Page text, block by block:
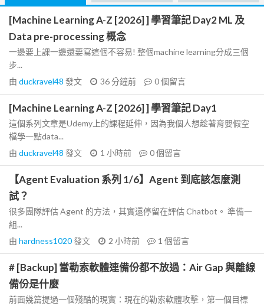
[Machine Learning A-Z [2026] ] 學習筆記 Day2 ML 及
Data pre-processing 概念
一邊要上課一邊還要寫這個不容易! 整個machine learning分成三個
步...
由 duckravel48 發文 36 分鐘前 0個留言
[Machine Learning A-Z [2026] ] 學習筆記 Day1
這個系列文章是Udemy上的課程延伸，因為我個人想趁著育嬰假空
檔學一點data...
由 duckravel48 發文 1 小時前 0個留言
【Agent Evaluation 系列 1/6】Agent 到底該怎麼測
試？
很多團隊評估 Agent 的方法，其實還停留在評估 Chatbot。 準備一
組...
由 hardness1020發文 2 小時前 1 個留言
# [Backup] 當勒索軟體連備份都不放過：Air Gap 與離線
備份是什麼
前面幾篇提過一個殘酷的現實：現在的勒索軟體攻擊，第一個目標